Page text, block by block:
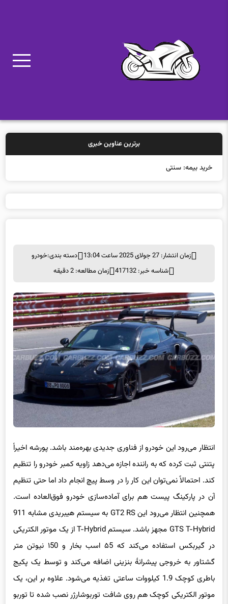
برترین عناوین خبری
خرید بیمه: سنتی یا آنلا
زمان انتشار: 27 جولای 2025 ساعت 13:04 دسته بندی:خودرو
شناسه خبر: 417132
زمان مطالعه: 2 دقیقه
انتظار می‌رود این خودرو از فناوری جدیدی بهره‌مند باشد. پورشه اخیراً
پتنتی ثبت کرده که به راننده اجازه می‌دهد زاویه کمبر خودرو را تنظیم
کند. احتمالاً نمی‌توان این کار را در وسط پیچ انجام داد اما حتی تنظیم
آن در پارکینگ پیست هم برای آماده‌سازی خودرو فوق‌العاده است.
همچنین انتظار می‌رود این GT2 RS به سیستم هیبریدی مشابه 911
GTS T-Hybrid مجهز باشد. سیستم T-Hybrid از یک موتور الکتریکی
در گیربکس استفاده می‌کند که ۵5 اسب بخار و ۱50 نیوتن متر
گشتاور به خروجی پیشرانهٔ بنزینی اضافه می‌کند و توسط یک پکیج
باطری کوچک 1.9 کیلووات ساعتی تغذیه می‌شود. علاوه بر این، یک
موتور الکتریکی کوچک هم روی شافت توربوشارژر نصب شده تا توربو